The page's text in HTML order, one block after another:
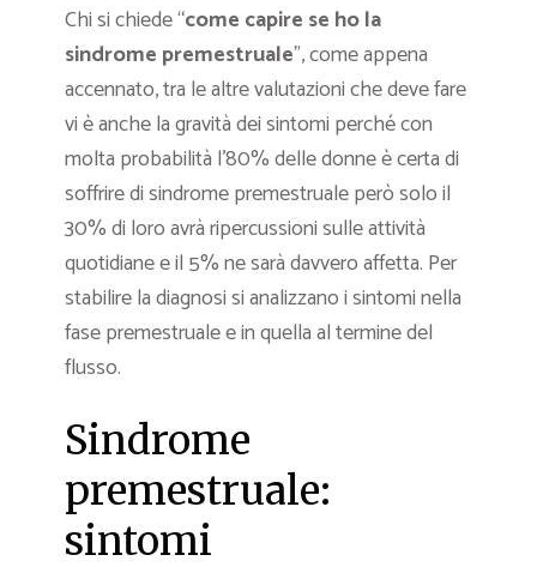
Chi si chiede “come capire se ho la
sindrome premestruale”, come appena
accennato, tra le altre valutazioni che deve fare
vi è anche la gravità dei sintomi perché con
molta probabilità l’80% delle donne è certa di
soffrire di sindrome premestruale però solo il
30% di loro avrà ripercussioni sulle attività
quotidiane e il 5% ne sarà davvero affetta. Per
stabilire la diagnosi si analizzano i sintomi nella
fase premestruale e in quella al termine del
flusso.
Sindrome
premestruale:
sintomi